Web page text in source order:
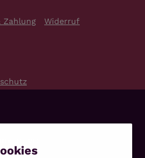
Zahlung Widerruf
unter: